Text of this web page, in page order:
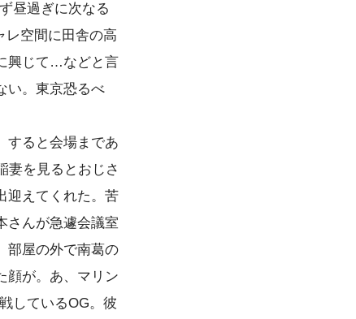
昼過ぎに次なる
レ空間に田舎の高
興じて…などと言
い。東京恐るべ
すると会場まであ
妻を見るとおじさ
迎えてくれた。苦
さんが急遽会議室
部屋の外で南葛の
顔が。あ、マリン
しているOG。彼